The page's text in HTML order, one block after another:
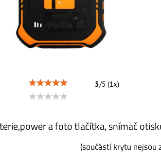
5/5 (1x)
a foto tlačítka, snímač
(součástí krytu nejsou